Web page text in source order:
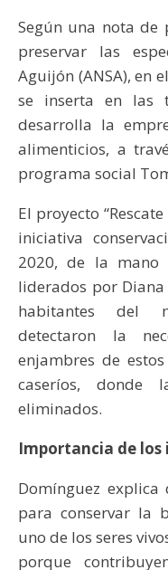
Según una nota de
preservar las
Aguijón (ANSA), en
se inserta en las
desarrolla la
alimenticios, a
programa social
El proyecto
iniciativa
2020, de la
liderados por Diana
habitantes del
detectaron la
enjambres de
caseríos, donde
eliminados.
Importancia de los
Domínguez explica
para conservar la
uno de los seres
porque